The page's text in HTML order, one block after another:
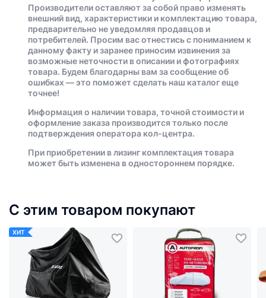
Производители оставляют за собой право изменять
внешний вид, характеристики и комплектацию товара,
предварительно не уведомляя продавцов и
потребителей. Просим вас отнестись с пониманием к
данному факту и заранее приносим извинения за
возможные неточности в описании и фотографиях
товара. Будем благодарны вам за сообщение об
ошибках — это поможет сделать наш каталог еще
точнее!
Информация о наличии товара, точной стоимости и
оформление заказа производится только после
подтверждения оператора кол-центра.
При приобретении в лизинг комплектация товара
может быть изменена в одностороннем порядке.
С этим товаром покупают
ХИТ